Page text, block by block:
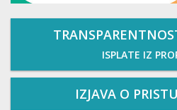
ISPLATE IZ
IZJAVA O